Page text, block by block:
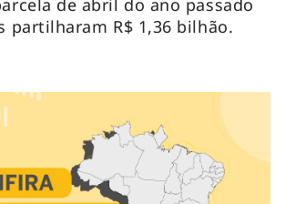
partilharam R$ 1,36 bilhão.